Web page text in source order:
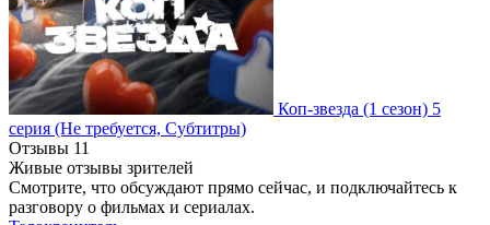
Коп-звезда (1 сезон) 5
серия (Не требуется, Субтитры)
Отзывы 11
Живые отзывы зрителей
Смотрите, что обсуждают прямо сейчас, и подключайтесь к
разговору о фильмах и сериалах.